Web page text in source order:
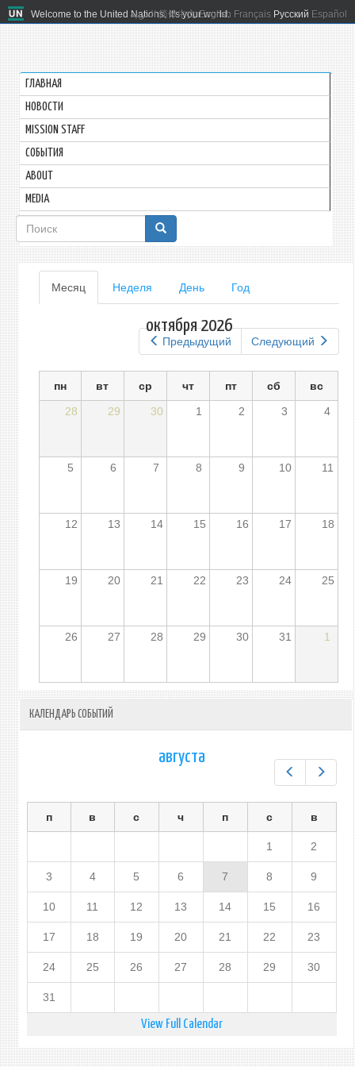
Welcome to the United Nations. It's your world.
العربية 简体中文 English Français Русский Español
ГЛАВНАЯ
HОВОСТИ
MISSION STAFF
СОБЫТИЯ
ABOUT
MEDIA
Форма
поиска
Главные
вкладки
Месяц (активная
вкладка)
Неделя День Год
Предыдущий Следующий
октября 2026
пн вт ср чт пт сб
вс
28
29 30 1 2 3 4
5 6 7 8 9 10 11
12 13 14 15 16 17 18
19 20 21 22 23 24 25
26 27 28 29 30 31 1
КАЛЕНДАРЬ СОБЫТИЙ
августа
п в с ч п с в
1 2
3 4 5 6 7 8 9
10 11 12 13 14 15 16
17 18 19 20 21 22 23
24 25 26 27 28 29 30
31
View Full Calendar